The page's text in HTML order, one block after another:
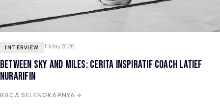
INTERVIEW 11 May 2026
BETWEEN SKY AND MILES: CERITA INSPIRATIF COACH LATIEF
NURARIFIN
BACA SELENGKAPNYA